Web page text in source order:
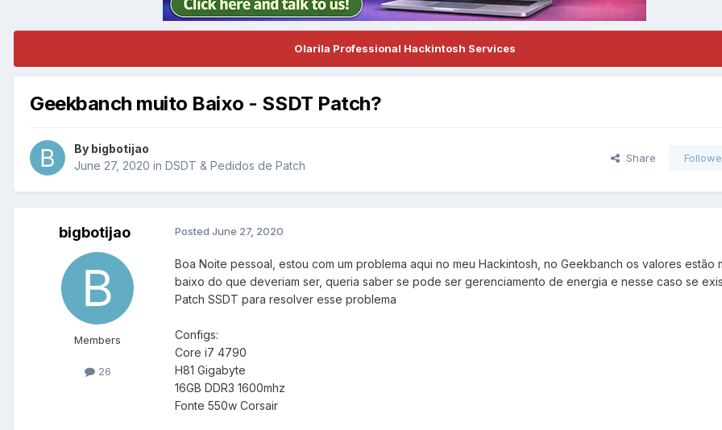
Olarila Professional Hackintosh Services
Geekbanch muito Baixo - SSDT Patch?
By bigbotijao
June 27, 2020 in DSDT & Pedidos de Patch
Share
bigbotijao
Members
26
Posted June 27, 2020
Boa Noite pessoal, estou com um problema aqui no meu Hackintosh, no Geekbanch os valores estão
baixo do que deveriam ser, queria saber se pode ser gerenciamento de energia e nesse caso se
Patch SSDT para resolver esse problema
Configs:
Core i7 4790
H81 Gigabyte
16GB DDR3 1600mhz
Fonte 550w Corsair